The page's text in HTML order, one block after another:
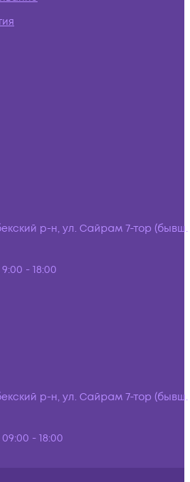
р-н, ул. Сайрам 7-тор (бывш.
- 18:00
р-н, ул. Сайрам 7-тор (бывш.
- 18:00